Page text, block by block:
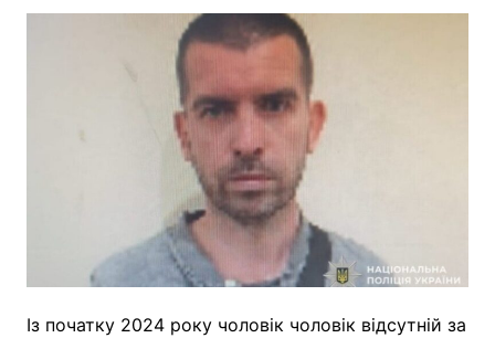
Із початку 2024 року чоловік чоловік відсутній за